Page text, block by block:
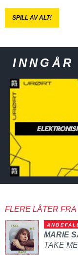
SPILL AV ALT!
FLERE LÅTER
MARIE
TAKE